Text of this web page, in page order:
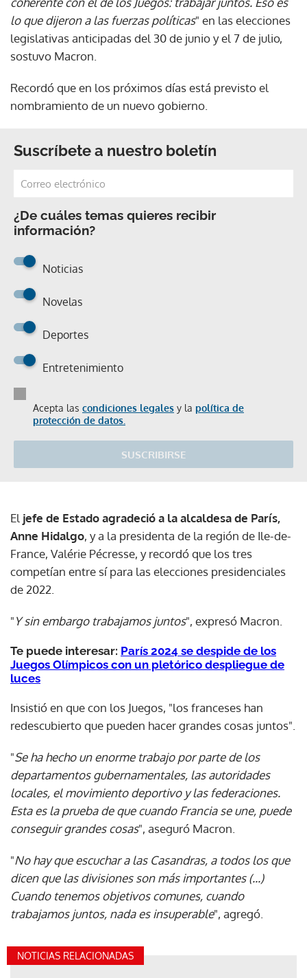
lo que dijeron a las fuerzas políticas" en las elecciones
legislativas anticipadas del 30 de junio y el 7 de julio,
sostuvo Macron.
Recordó que en los próximos días está previsto el
nombramiento de un nuevo gobierno.
Suscríbete a nuestro boletín
¿De cuáles temas quieres recibir
información?
Noticias
Novelas
Deportes
Entretenimiento
Acepta las condiciones legales y la política de
protección de datos.
SUSCRIBIRSE
El jefe de Estado agradeció a la alcaldesa de París,
Anne Hidalgo, y a la presidenta de la región de Ile-de-
France, Valérie Pécresse, y recordó que los tres
competían entre sí para las elecciones presidenciales
de 2022.
"Y sin embargo trabajamos juntos", expresó Macron.
Te puede interesar: París 2024 se despide de los
Juegos Olímpicos con un pletórico despliegue de
luces
Insistió en que con los Juegos, "los franceses han
redescubierto que pueden hacer grandes cosas juntos".
"Se ha hecho un enorme trabajo por parte de los
departamentos gubernamentales, las autoridades
locales, el movimiento deportivo y las federaciones.
Esta es la prueba de que cuando Francia se une, puede
conseguir grandes cosas", aseguró Macron.
"No hay que escuchar a las Casandras, a todos los que
dicen que las divisiones son más importantes (...)
Cuando tenemos objetivos comunes, cuando
trabajamos juntos, nada es insuperable", agregó.
NOTICIAS RELACIONADAS